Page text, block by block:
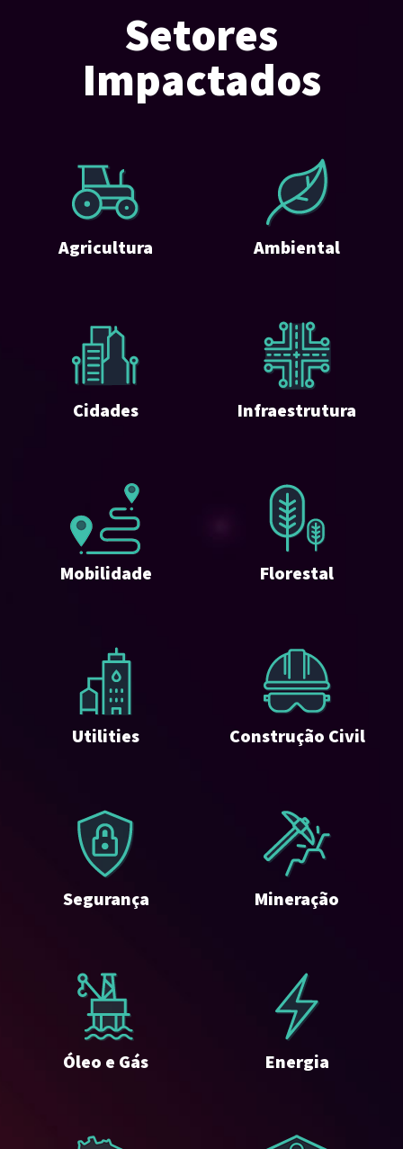
Setores
Impactados
Agricultura Ambiental
Cidades Infraestrutura
Mobilidade Florestal
Utilities Construção Civil
Segurança Mineração
Óleo e Gás Energia